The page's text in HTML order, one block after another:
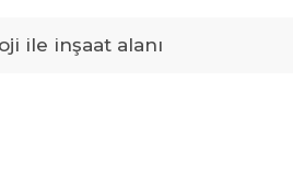
ile inşaat alanı